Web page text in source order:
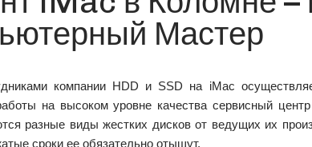
Мастер
компании HDD и SSD на iMac
на высоком уровне качества сервисный
разные виды жестких дисков от ведущих их
сроки ее обязательно отыщут.